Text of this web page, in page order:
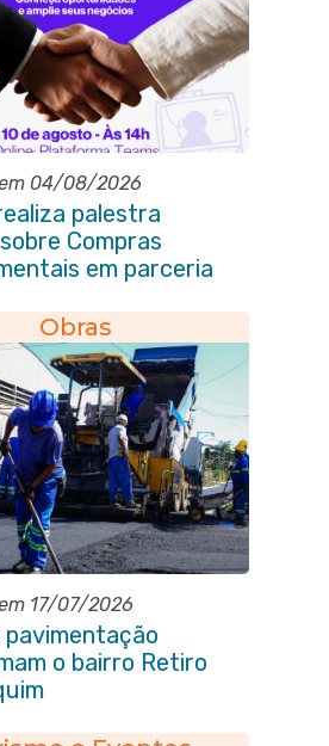
04/08/2026
palestra
Compras
em parceria
Obras
17/07/2026
pavimentação
o bairro Retiro